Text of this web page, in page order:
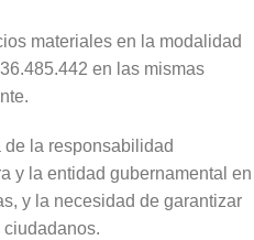
materiales en la modalidad
en las mismas
la responsabilidad
y la entidad gubernamental en
y la necesidad de garantizar
ciudadanos.